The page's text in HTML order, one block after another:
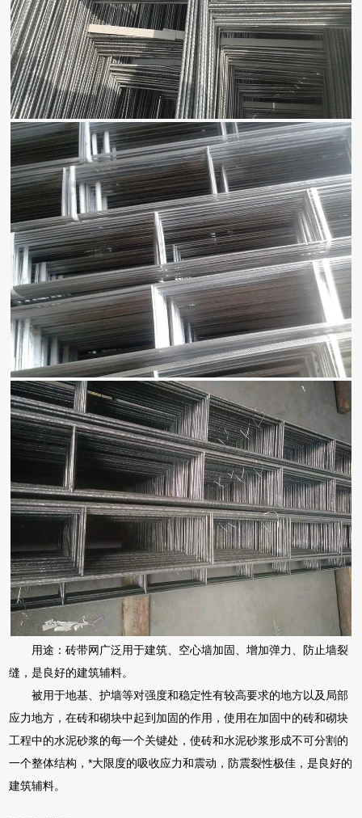
用途：砖带网广泛用于建筑、空心墙加固、增加弹力、防止墙裂
缝，是良好的建筑辅料。
被用于地基、护墙等对强度和稳定性有较高要求的地方以及局部
应力地方，在砖和砌块中起到加固的作用，使用在加固中的砖和砌块
工程中的水泥砂浆的每一个关键处，使砖和水泥砂浆形成不可分割的
一个整体结构，*大限度的吸收应力和震动，防震裂性极佳，是良好的
建筑辅料。